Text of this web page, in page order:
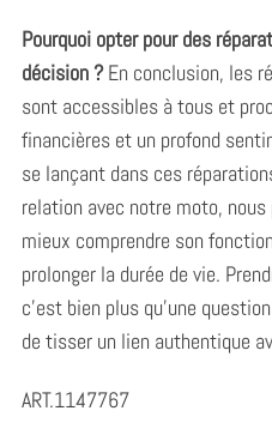
Pourquoi opter pour des
décision ?En conclusion, les
sont accessibles à tous et
financières et un profond
se lançant dans ces
relation avec notre moto,
mieux comprendre son
prolonger la durée de vie.
c’est bien plus qu’une
de tisser un lien authentique
ART.1147767